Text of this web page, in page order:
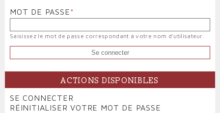
MOT DE PASSE
Saisissez le mot de passe correspondant à votre nom d'utilisateur.
ACTIONS DISPONIBLES
PRIMARY
TABS
SE CONNECTER
ACTIF)
RÉINITIALISER VOTRE MOT DE PASSE